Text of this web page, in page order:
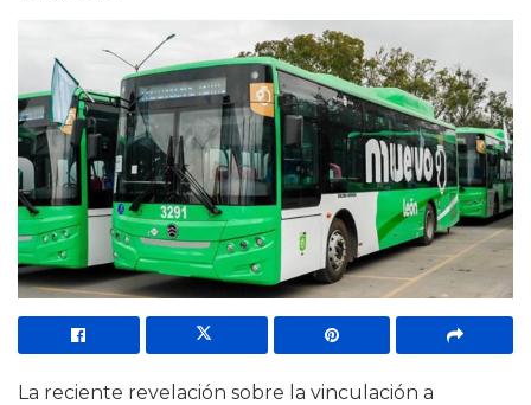
La reciente revelación sobre la vinculación a